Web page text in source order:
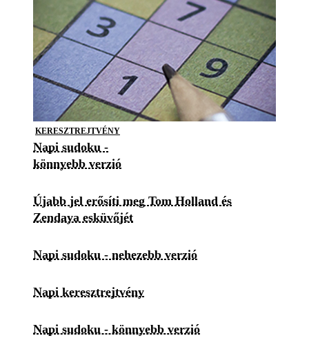
KERESZTREJTVÉNY
Napi sudoku -
könnyebb verzió
Újabb jel erősíti meg Tom Holland és
Zendaya esküvőjét
Napi sudoku - nehezebb verzió
Napi keresztrejtvény
Napi sudoku - könnyebb verzió